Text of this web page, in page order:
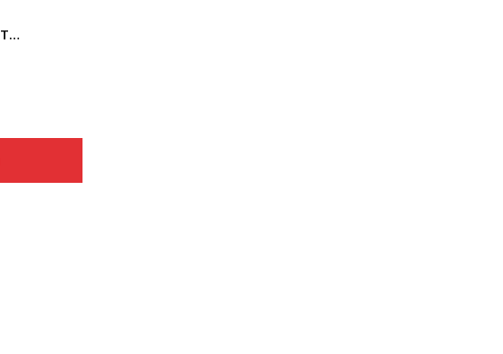
Converse CLASSIC FIT ALL STA CENTE FONT TEE